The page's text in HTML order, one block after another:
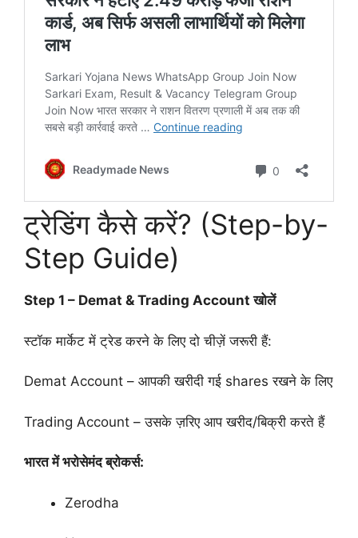
ट्रेडिंग कैसे करें? (Step-by-
Step Guide)
Step 1 – Demat & Trading Account खोलें
स्टॉक मार्केट में ट्रेड करने के लिए दो चीज़ें जरूरी हैं:
Demat Account – आपकी खरीदी गई shares रखने के लिए
Trading Account – उसके ज़रिए आप खरीद/बिक्री करते हैं
भारत में भरोसेमंद ब्रोकर्स:
Zerodha